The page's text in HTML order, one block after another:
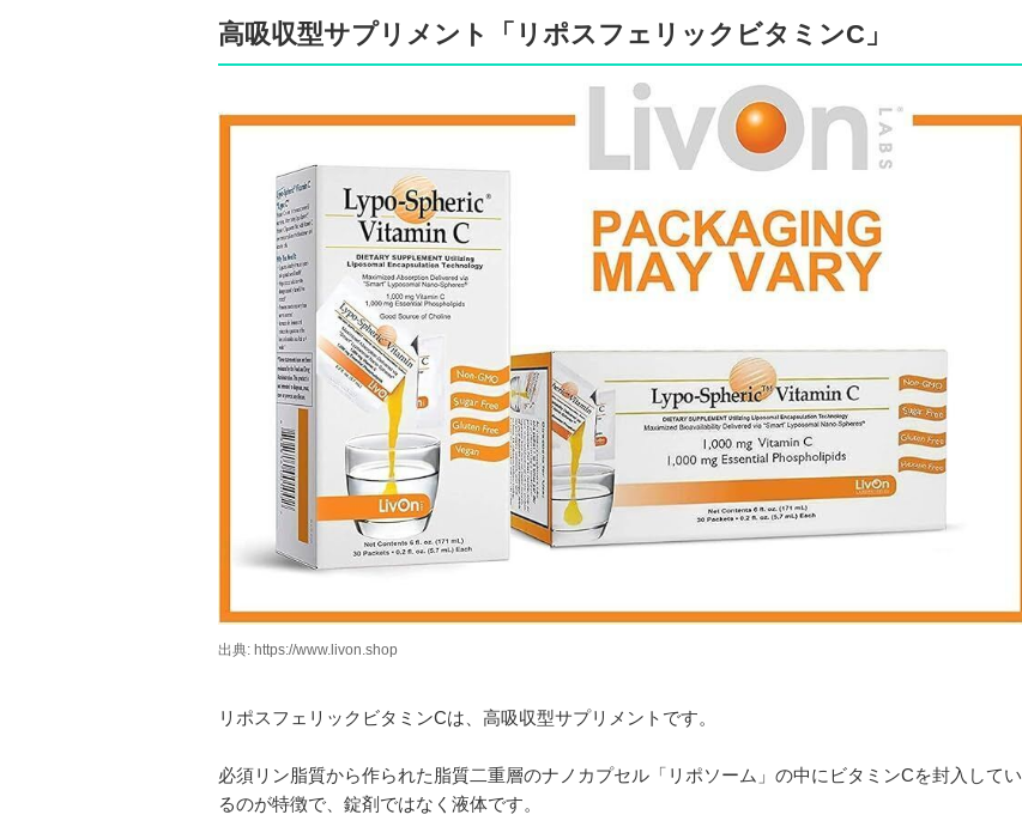
高吸収型サプリメント「リポスフェリックビタミンC」
出典: https://www.livon.shop
リポスフェリックビタミンCは、高吸収型サプリメントです。
必須リン脂質から作られた脂質二重層のナノカプセル「リポソーム」の中にビタミンCを封入してい
るのが特徴で、錠剤ではなく液体です。